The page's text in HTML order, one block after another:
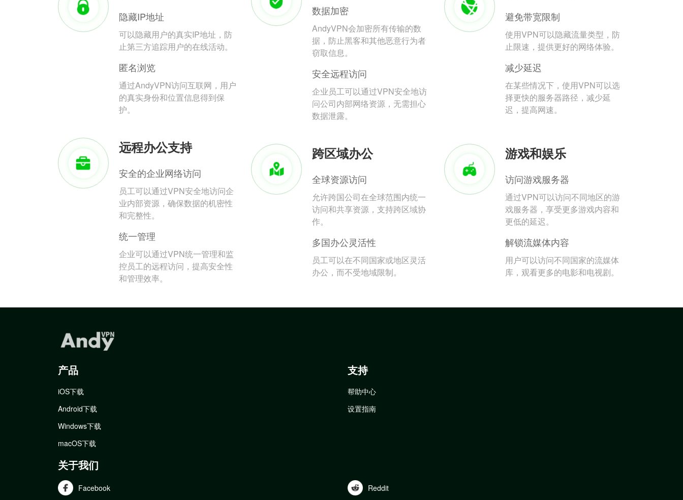
隐藏IP地址
可以隐藏用户的真实IP地址，防
止第三方追踪用户的在线活动。
匿名浏览
通过AndyVPN访问互联网，用户
的真实身份和位置信息得到保
护。
数据加密
AndyVPN会加密所有传输的数
据，防止黑客和其他恶意行为者
窃取信息。
安全远程访问
企业员工可以通过VPN安全地访
问公司内部网络资源，无需担心
数据泄露。
避免带宽限制
使用VPN可以隐藏流量类型，防
止限速，提供更好的网络体验。
减少延迟
在某些情况下，使用VPN可以选
择更快的服务器路径，减少延
迟，提高网速。
远程办公支持
安全的企业网络访问
员工可以通过VPN安全地访问企
业内部资源，确保数据的机密性
和完整性。
统一管理
企业可以通过VPN统一管理和监
控员工的远程访问，提高安全性
和管理效率。
跨区域办公
全球资源访问
允许跨国公司在全球范围内统一
访问和共享资源，支持跨区域协
作。
多国办公灵活性
员工可以在不同国家或地区灵活
办公，而不受地域限制。
游戏和娱乐
访问游戏服务器
通过VPN可以访问不同地区的游
戏服务器，享受更多游戏内容和
更低的延迟。
解锁流媒体内容
用户可以访问不同国家的流媒体
库，观看更多的电影和电视剧。
产品
iOS下载
Android下载
Windows下载
macOS下载
支持
帮助中心
设置指南
关于我们
Facebook Reddit